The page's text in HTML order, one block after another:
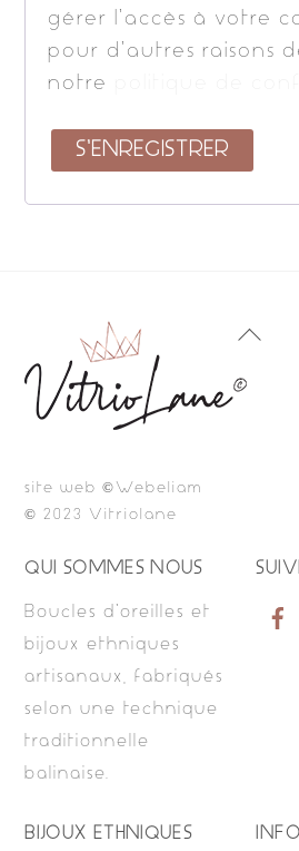
gérer l’accès à votre
pour d’autres raisons
notre
S’ENREGISTRER
Back
site web ©Webeliam
© 2023 Vitriolane
QUI SOMMES NOUS
Boucles d’oreilles et
bijoux ethniques
artisanaux, fabriqués
selon une technique
traditionnelle
balinaise.
BIJOUX ETHNIQUES